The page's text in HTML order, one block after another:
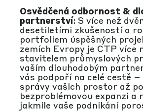
Osvědčená odbornost &
partnerství: S více než
desetiletími zkušeností a
portfoliem úspěšných
zemích Evropy je CTP více
stavitelem průmyslových
vaším dlouhodobým
vás podpoří na celé cestě
správy vašich prostor až po
bezproblémovou expanzi a
jakmile vaše podnikání